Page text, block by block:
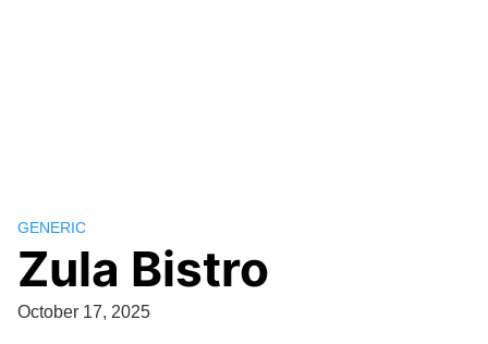
GENERIC
Zula Bistro
October 17, 2025